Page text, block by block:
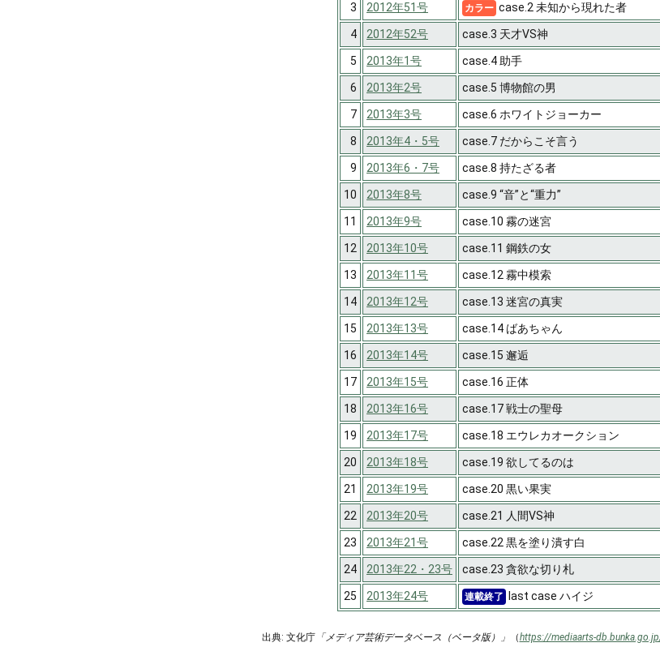
3 2012年51号 カラー case.2 未知から現れた者
4 2012年52号 case.3 天才VS神
5 2013年1号 case.4 助手
6 2013年2号 case.5 博物館の男
7 2013年3号 case.6 ホワイトジョーカー
8 2013年4・5号 case.7 だからこそ言う
9 2013年6・7号 case.8 持たざる者
10 2013年8号 case.9 “音”と“重力”
11 2013年9号 case.10 霧の迷宮
12 2013年10号 case.11 鋼鉄の女
13 2013年11号 case.12 霧中模索
14 2013年12号 case.13 迷宮の真実
15 2013年13号 case.14 ばあちゃん
16 2013年14号 case.15 邂逅
17 2013年15号 case.16 正体
18 2013年16号 case.17 戦士の聖母
19 2013年17号 case.18 エウレカオークション
20 2013年18号 case.19 欲してるのは
21 2013年19号 case.20 黒い果実
22 2013年20号 case.21 人間VS神
23 2013年21号 case.22 黒を塗り潰す白
24 2013年22・23号 case.23 貪欲な切り札
25 2013年24号 連載終了 last case ハイジ
出典: 文化庁「メディア芸術データベース（ベータ版）」 （https://mediaarts-